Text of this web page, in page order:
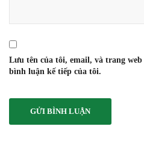
Lưu tên của tôi, email, và trang
bình luận kế tiếp của tôi.